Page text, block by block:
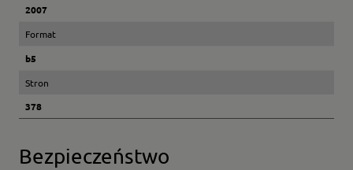
2007
Format
b5
Stron
378
Bezpieczeństwo